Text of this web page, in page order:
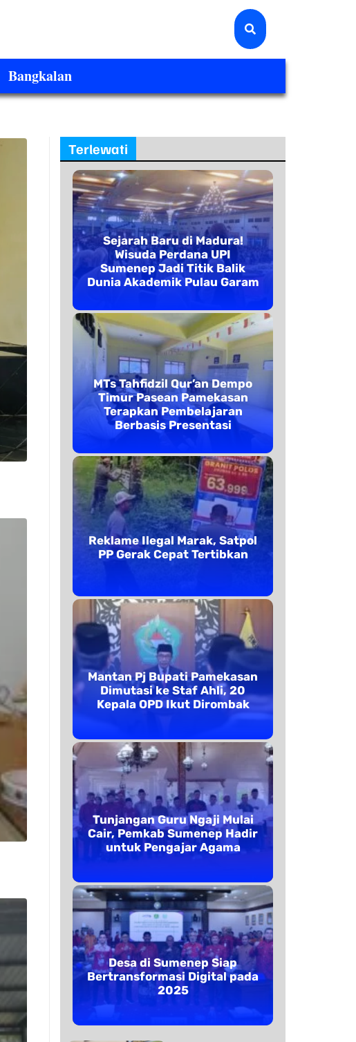
Bangkalan
Terlewati
Sejarah Baru di Madura!
Wisuda Perdana UPI
Sumenep Jadi Titik Balik
Dunia Akademik Pulau Garam
MTs Tahfidzil Qur’an Dempo
Timur Pasean Pamekasan
Terapkan Pembelajaran
Berbasis Presentasi
Reklame Ilegal Marak, Satpol
PP Gerak Cepat Tertibkan
Mantan Pj Bupati Pamekasan
Dimutasi ke Staf Ahli, 20
Kepala OPD Ikut Dirombak
Tunjangan Guru Ngaji Mulai
Cair, Pemkab Sumenep Hadir
untuk Pengajar Agama
Desa di Sumenep Siap
Bertransformasi Digital pada
2025